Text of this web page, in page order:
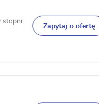
stopni
Zapytaj o ofertę